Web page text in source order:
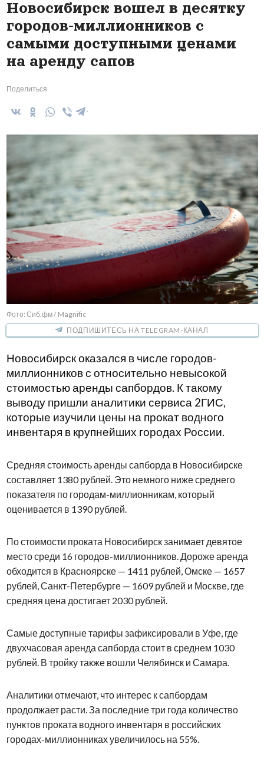
Новосибирск вошел в десятку
городов-миллионников с
самыми доступными ценами
на аренду сапов
Поделиться
Фото: Сиб.фм / Magnific
ПОДПИШИТЕСЬ НА TELEGRAM-КАНАЛ
Новосибирск оказался в числе городов-
миллионников с относительно невысокой
стоимостью аренды сапбордов. К такому
выводу пришли аналитики сервиса 2ГИС,
которые изучили цены на прокат водного
инвентаря в крупнейших городах России.
Средняя стоимость аренды сапборда в Новосибирске
составляет 1380 рублей. Это немного ниже среднего
показателя по городам-миллионникам, который
оценивается в 1390 рублей.
По стоимости проката Новосибирск занимает девятое
место среди 16 городов-миллионников. Дороже аренда
обходится в Красноярске — 1411 рублей, Омске — 1657
рублей, Санкт-Петербурге — 1609 рублей и Москве, где
средняя цена достигает 2030 рублей.
Самые доступные тарифы зафиксировали в Уфе, где
двухчасовая аренда сапборда стоит в среднем 1030
рублей. В тройку также вошли Челябинск и Самара.
Аналитики отмечают, что интерес к сапбордам
продолжает расти. За последние три года количество
пунктов проката водного инвентаря в российских
городах-миллионниках увеличилось на 55%.